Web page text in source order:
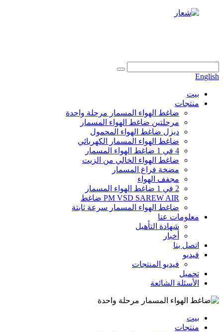
English
بيت
منتجات
ضاغط الهواء المسمار مرحلة واحدة
مرحلتين ضاغط الهواء المسمار
ديزل ضاغط الهواء المحمول
ضاغط الهواء المسمار الكهربائي
4 في 1 ضاغط الهواء المسمار
ضاغط الهواء الخالي من الزيت
مضخة فراغ المسمار
مجفف الهواء
2 في 1 ضاغط الهواء المسمار
PM VSD SAREW AIR ضاغط
ضاغط الهواء المسمار سرعة ثابتة
معلومات عنا
شهادة التأهيل
أخبار
اتصل بنا
فيديو
فيديو المنتجات
تحميل
الأسئلة الشائعة
بيت
منتجات